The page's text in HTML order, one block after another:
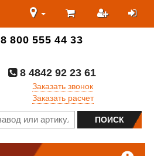
8 800 555 44 33
8 4842 92 23 61
Заказать звонок
Заказать расчет